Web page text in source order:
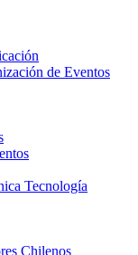
de Eventos
Tecnología
Chilenos